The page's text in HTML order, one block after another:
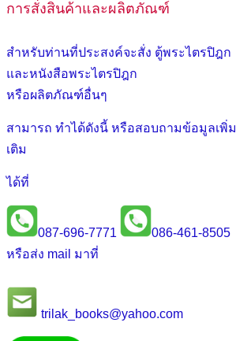
การสั่งสินค้าและผลิตภัณฑ์
สำหรับท่านที่ประสงค์จะสั่ง ตู้พระไตรปิฎก
และหนังสือพระไตรปิฎก
หรือผลิตภัณฑ์อื่นๆ
สามารถ ทำได้ดังนี้ หรือสอบถามข้อมูลเพิ่ม
เติม
ได้ที่
087-696-7771
086-461-8505
หรือส่ง mail มาที่
trilak_books@yahoo.com